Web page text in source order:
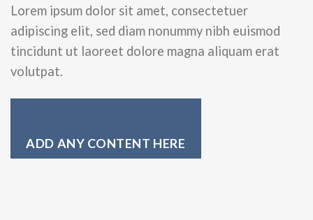
Lorem ipsum dolor sit amet, consectetuer
adipiscing elit, sed diam nonummy nibh euismod
tincidunt ut laoreet dolore magna aliquam erat
volutpat.
ADD ANY CONTENT HERE